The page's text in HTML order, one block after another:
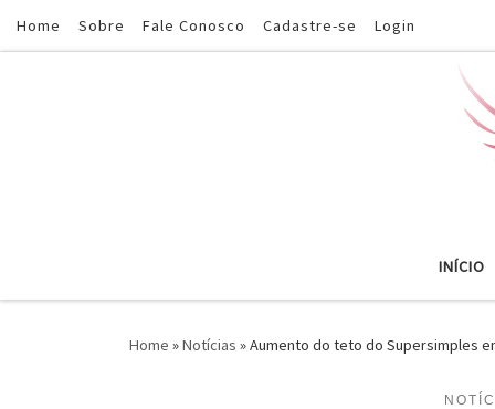
Skip to content
Home Sobre Fale Conosco Cadastre-se Login
INÍCIO
Home »Notícias »Aumento do teto do Supersimples